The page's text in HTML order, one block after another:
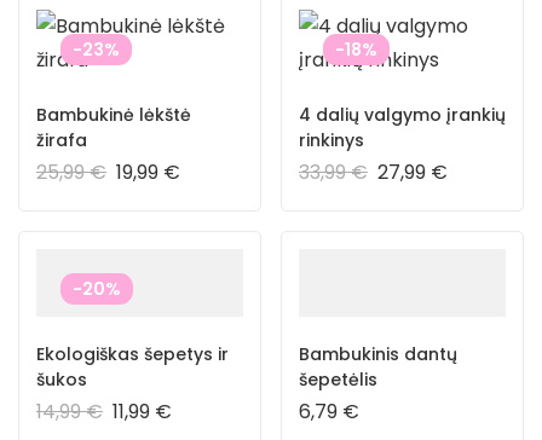
-23%
Bambukinė lėkštė
žirafa
25,99€ 19,99 €
-18%
4 dalių valgymo įrankių
rinkinys
33,99€ 27,99 €
-20%
Ekologiškas šepetys ir
šukos
14,99€ 11,99 €
Bambukinis dantų
šepetėlis
6,79 €